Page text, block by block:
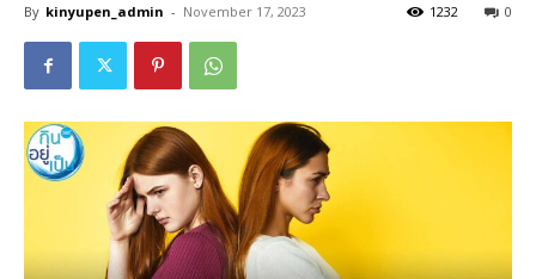
By kinyupen_admin - November 17, 2023 0
1232